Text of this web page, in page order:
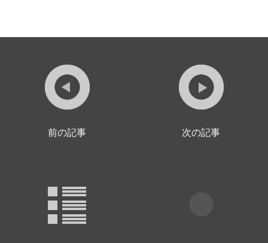
前の記事 次の記事